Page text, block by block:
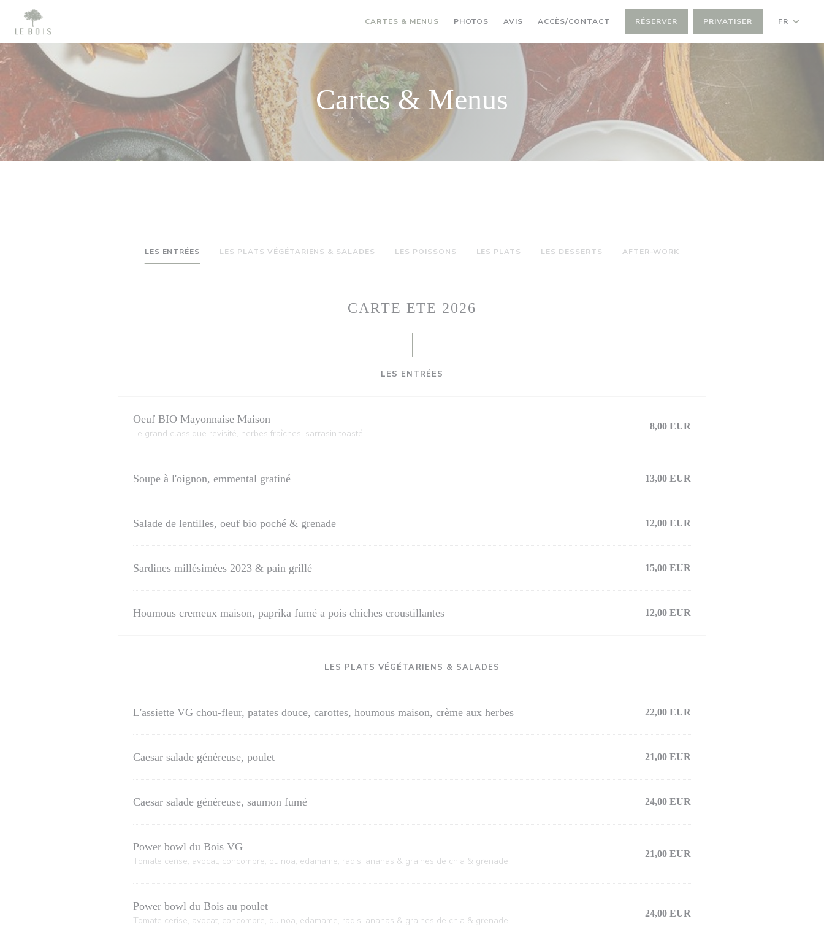
Personnalisation de vos choix en matière de cookies
CARTES & MENUS PHOTOS AVIS ACCÈS/CONTACT RÉSERVER PRIVATISER FR
Cartes & Menus
LES ENTRÉES LES PLATS VÉGÉTARIENS & SALADES LES POISSONS LES PLATS LES DESSERTS AFTER-WORK
CARTE ETE 2026
LES ENTRÉES
Oeuf BIO Mayonnaise Maison
Le grand classique revisité, herbes fraîches, sarrasin toasté
8,00 EUR
Soupe à l'oignon, emmental gratiné 13,00 EUR
Salade de lentilles, oeuf bio poché & grenade 12,00 EUR
Sardines millésimées 2023 & pain grillé 15,00 EUR
Houmous cremeux maison, paprika fumé a pois chiches croustillantes 12,00 EUR
LES PLATS VÉGÉTARIENS & SALADES
L'assiette VG chou-fleur, patates douce, carottes, houmous maison, crème aux herbes 22,00 EUR
Caesar salade généreuse, poulet 21,00 EUR
Caesar salade généreuse, saumon fumé 24,00 EUR
Power bowl du Bois VG
Tomate cerise, avocat, concombre, quinoa, edamame, radis, ananas & graines de chia & grenade
21,00 EUR
Power bowl du Bois au poulet
Tomate cerise, avocat, concombre, quinoa, edamame, radis, ananas & graines de chia & grenade
24,00 EUR